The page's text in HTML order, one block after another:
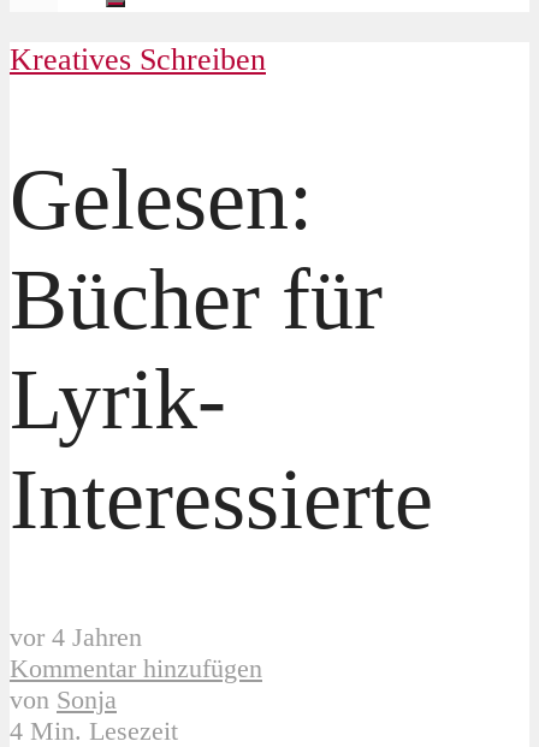
Kreatives Schreiben
Gelesen:
Bücher für
Lyrik-
Interessierte
vor 4 Jahren
Kommentar hinzufügen
von Sonja
4 Min. Lesezeit